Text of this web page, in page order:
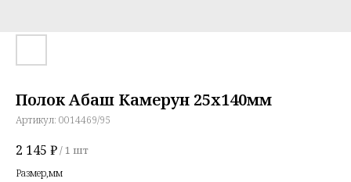
Полок Абаш Камерун 25х140мм
Артикул: 0014469/95
2 145 ₽/1 шт
Размер,мм